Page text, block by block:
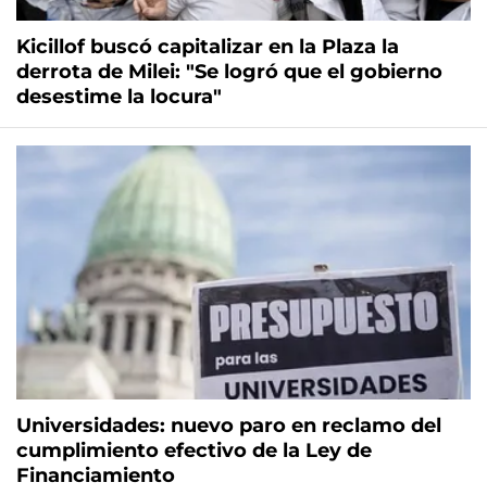
Kicillof buscó capitalizar en la Plaza la
derrota de Milei: "Se logró que el gobierno
desestime la locura"
Universidades: nuevo paro en reclamo del
cumplimiento efectivo de la Ley de
Financiamiento